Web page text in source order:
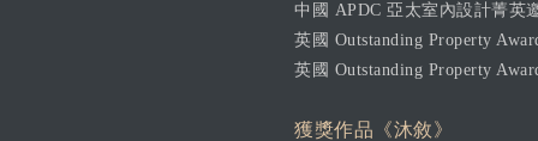
中國 APDC 亞太室內設計菁英
英國 Outstanding Property
英國 Outstanding Property
獲獎作品《沐敘》